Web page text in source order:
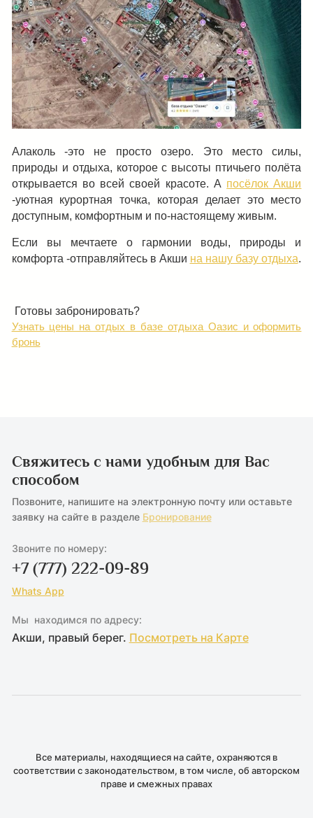
Алаколь -это не просто озеро. Это место силы,
природы и отдыха, которое с высоты птичьего полёта
открывается во всей своей красоте. А посёлок Акши
-уютная курортная точка, которая делает это место
доступным, комфортным и по-настоящему живым.
Если вы мечтаете о гармонии воды, природы и
комфорта -отправляйтесь в Акши на нашу базу отдыха.
Готовы забронировать?
Узнать цены на отдых в базе отдыха Оазис и оформить
бронь
Свяжитесь с нами удобным для Вас
способом
Позвоните, напишите на электронную почту или оставьте
заявку на сайте в разделе Бронирование
Звоните по номеру:
+7 (777) 222-09-89
Whats App
Мы находимся по адресу:
Акши, правый берег. Посмотреть на Карте
Все материалы, находящиеся на сайте, охраняются в
соответствии с законодательством, в том числе, об авторском
праве и смежных правах